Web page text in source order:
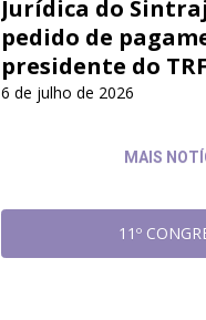
Jurídica do
pedido de
presidente do
6 de julho de 2026
MAIS
11º